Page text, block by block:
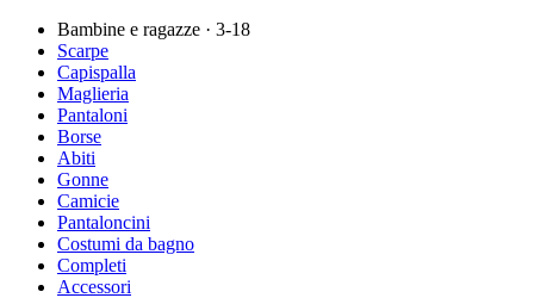
Bambine e ragazze · 3-18
Scarpe
Capispalla
Maglieria
Pantaloni
Borse
Abiti
Gonne
Camicie
Pantaloncini
Costumi da bagno
Completi
Accessori